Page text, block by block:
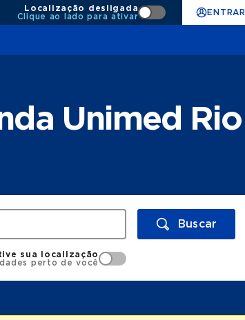
Localização desligada
Clique ao lado para ativar
ENTRAR
Unimed Rio
Buscar
sua localização
perto de você